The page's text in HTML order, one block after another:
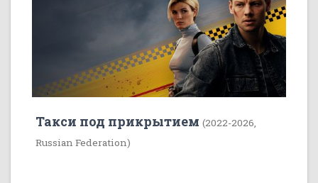
Такси под прикрытием (2022-2026,
Russian Federation)